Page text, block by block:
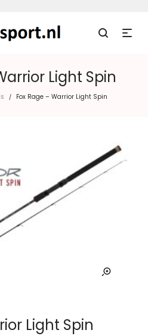
Light Spin
/ Fox Rage – Warrior Light Spin
Light Spin